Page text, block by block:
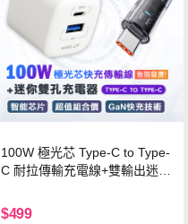
100W 極光芯 Type-C to Type-
C 耐拉傳輸充電線+雙輸出迷你
$499